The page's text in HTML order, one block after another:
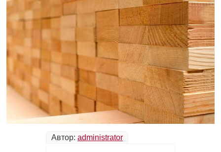
Автор: administrator